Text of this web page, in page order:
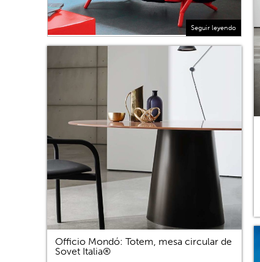
Seguir leyendo
Officio Mondó: Totem, mesa circular de
Sovet Italia®